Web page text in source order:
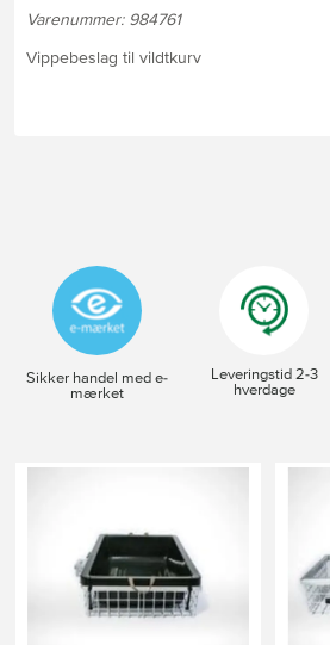
Varenummer: 984761
Vippebeslag til vildtkurv
Sikker handel med e-
mærket
Leveringstid 2-3
hverdage